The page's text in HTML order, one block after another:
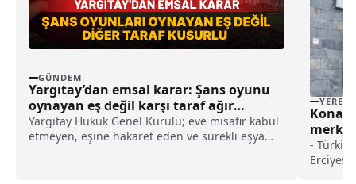
GÜNDEM
Yargıtay’dan emsal karar: Şans oyunu
oynayan eş değil karşı taraf ağır
kusurlu sayıldı
Yargıtay Hukuk Genel Kurulu; eve misafir kabul
etmeyen, eşine hakaret eden ve sürekli eşya
YEREL
-
Erciyes